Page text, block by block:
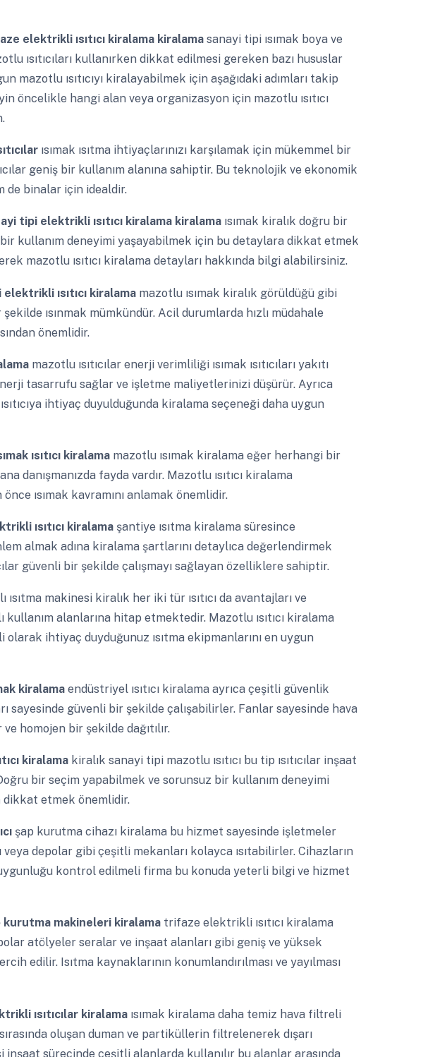
elektrikli ısıtıcı kiralama kiralama sanayi tipi ısımak boya ve
ısıtıcıları kullanırken dikkat edilmesi gereken bazı hususlar
mazotlu ısıtıcıyı kiralayabilmek için aşağıdaki adımları takip
öncelikle hangi alan veya organizasyon için mazotlu ısıtıcı
ısımak ısıtma ihtiyaçlarınızı karşılamak için mükemmel bir
geniş bir kullanım alanına sahiptir. Bu teknolojik ve ekonomik
de binalar için idealdir.
tipi elektrikli ısıtıcı kiralama kiralama ısımak kiralık doğru bir
kullanım deneyimi yaşayabilmek için bu detaylara dikkat etmek
mazotlu ısıtıcı kiralama detayları hakkında bilgi alabilirsiniz.
ısıtıcı kiralama mazotlu ısımak kiralık görüldüğü gibi
ısınmak mümkündür. Acil durumlarda hızlı müdahale
önemlidir.
mazotlu ısıtıcılar enerji verimliliği ısımak ısıtıcıları yakıtı
tasarrufu sağlar ve işletme maliyetlerinizi düşürür. Ayrıca
ihtiyaç duyulduğunda kiralama seçeneği daha uygun
ısıtıcı kiralama mazotlu ısımak kiralama eğer herhangi bir
danışmanızda fayda vardır. Mazotlu ısıtıcı kiralama
ısımak kavramını anlamak önemlidir.
ısıtıcı kiralama şantiye ısıtma kiralama süresince
almak adına kiralama şartlarını detaylıca değerlendirmek
güvenli bir şekilde çalışmayı sağlayan özelliklere sahiptir.
ısıtma makinesi kiralık her iki tür ısıtıcı da avantajları ve
alanlarına hitap etmektedir. Mazotlu ısıtıcı kiralama
ihtiyaç duyduğunuz ısıtma ekipmanlarını en uygun
kiralama endüstriyel ısıtıcı kiralama ayrıca çeşitli güvenlik
sayesinde güvenli bir şekilde çalışabilirler. Fanlar sayesinde hava
ve homojen bir şekilde dağıtılır.
kiralama kiralık sanayi tipi mazotlu ısıtıcı bu tip ısıtıcılar inşaat
bir seçim yapabilmek ve sorunsuz bir kullanım deneyimi
etmek önemlidir.
şap kurutma cihazı kiralama bu hizmet sayesinde işletmeler
depolar gibi çeşitli mekanları kolayca ısıtabilirler. Cihazların
kontrol edilmeli firma bu konuda yeterli bilgi ve hizmet
kurutma makineleri kiralama trifaze elektrikli ısıtıcı kiralama
atölyeler seralar ve inşaat alanları gibi geniş ve yüksek
edilir. Isıtma kaynaklarının konumlandırılması ve yayılması
ısıtıcılar kiralama ısımak kiralama daha temiz hava filtreli
oluşan duman ve partiküllerin filtrelenerek dışarı
inşaat sürecinde çeşitli alanlarda kullanılır bu alanlar arasında